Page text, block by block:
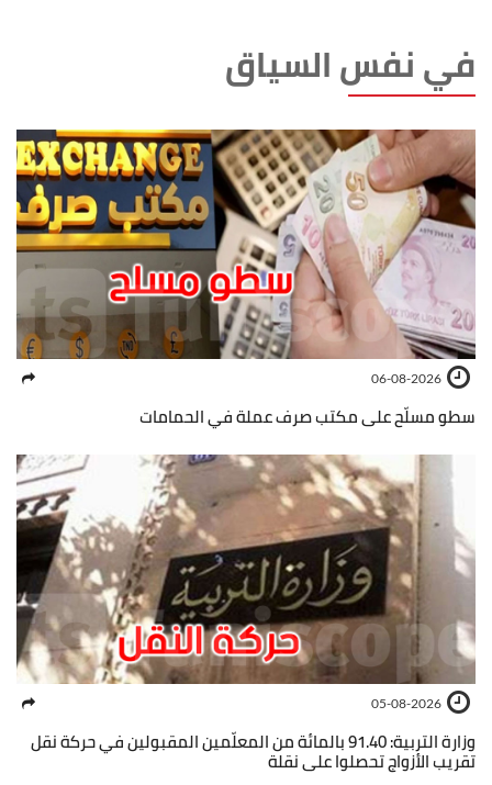
في نفس السياق
06-08-2026
سطو مسلّح على مكتب صرف عملة في الحمامات
05-08-2026
وزارة التربية: 91.40 بالمائة من المعلّمين المقبولين في حركة نقل
تقريب الأزواج تحصلوا على نقلة